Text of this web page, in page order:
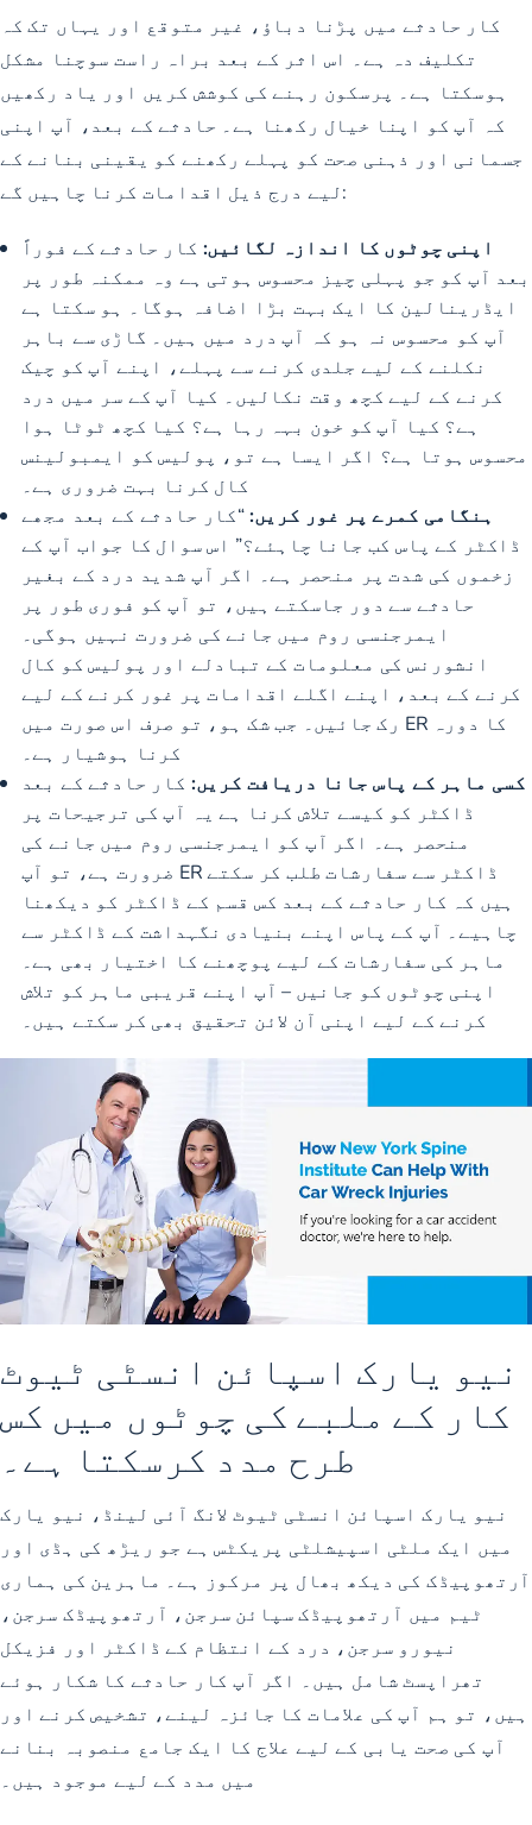
کار حادثے میں پڑنا دباؤ، غیر متوقع اور یہاں تک کہ
تکلیف دہ ہے۔ اس اثر کے بعد براہ راست سوچنا مشکل
ہوسکتا ہے۔ پرسکون رہنے کی کوشش کریں اور یاد رکھیں
کہ آپ کو اپنا خیال رکھنا ہے۔ حادثے کے بعد، آپ اپنی
جسمانی اور ذہنی صحت کو پہلے رکھنے کو یقینی بنانے کے
لیے درج ذیل اقدامات کرنا چاہیں گے:
اپنی چوٹوں کا اندازہ لگائیں: کار حادثے کے فوراً
بعد آپ کو جو پہلی چیز محسوس ہوتی ہے وہ ممکنہ طور پر
ایڈرینالین کا ایک بہت بڑا اضافہ ہوگا۔ ہو سکتا ہے
آپ کو محسوس نہ ہو کہ آپ درد میں ہیں۔ گاڑی سے باہر
نکلنے کے لیے جلدی کرنے سے پہلے، اپنے آپ کو چیک
کرنے کے لیے کچھ وقت نکالیں۔ کیا آپ کے سر میں درد
ہے؟ کیا آپ کو خون بہہ رہا ہے؟ کیا کچھ ٹوٹا ہوا
محسوس ہوتا ہے؟ اگر ایسا ہے تو، پولیس کو ایمبولینس
کال کرنا بہت ضروری ہے۔
ہنگامی کمرے پر غور کریں:“کار حادثے کے بعد مجھے
ڈاکٹر کے پاس کب جانا چاہئے؟” اس سوال کا جواب آپ کے
زخموں کی شدت پر منحصر ہے۔ اگر آپ شدید درد کے بغیر
حادثے سے دور جاسکتے ہیں، تو آپ کو فوری طور پر
ایمرجنسی روم میں جانے کی ضرورت نہیں ہوگی۔
انشورنس کی معلومات کے تبادلے اور پولیس کو کال
کرنے کے بعد، اپنے اگلے اقدامات پر غور کرنے کے لیے
رک جائیں۔ جب شک ہو، تو صرف اس صورت میں ER کا دورہ
کرنا ہوشیار ہے۔
کسی ماہر کے پاس جانا دریافت کریں: کار حادثے کے بعد
ڈاکٹر کو کیسے تلاش کرنا ہے یہ آپ کی ترجیحات پر
منحصر ہے۔ اگر آپ کو ایمرجنسی روم میں جانے کی
ضرورت ہے، تو آپ ER ڈاکٹر سے سفارشات طلب کر سکتے
ہیں کہ کار حادثے کے بعد کس قسم کے ڈاکٹر کو دیکھنا
چاہیے۔ آپ کے پاس اپنے بنیادی نگہداشت کے ڈاکٹر سے
ماہر کی سفارشات کے لیے پوچھنے کا اختیار بھی ہے۔
اپنی چوٹوں کو جانیں – آپ اپنے قریبی ماہر کو تلاش
کرنے کے لیے اپنی آن لائن تحقیق بھی کر سکتے ہیں۔
نیو یارک اسپائن انسٹی ٹیوٹ
کار کے ملبے کی چوٹوں میں کس
طرح مدد کرسکتا ہے۔
نیو یارک اسپائن انسٹی ٹیوٹ لانگ آئی لینڈ، نیو یارک
میں ایک ملٹی اسپیشلٹی پریکٹس ہے جو ریڑھ کی ہڈی اور
آرتھوپیڈک کی دیکھ بھال پر مرکوز ہے۔ ماہرین کی ہماری
ٹیم میں آرتھوپیڈک سپائن سرجن، آرتھوپیڈک سرجن،
نیورو سرجن، درد کے انتظام کے ڈاکٹر اور فزیکل
تھراپسٹ شامل ہیں۔ اگر آپ کار حادثے کا شکار ہوئے
ہیں، تو ہم آپ کی علامات کا جائزہ لینے، تشخیص کرنے اور
آپ کی صحت یابی کے لیے علاج کا ایک جامع منصوبہ بنانے
میں مدد کے لیے موجود ہیں۔